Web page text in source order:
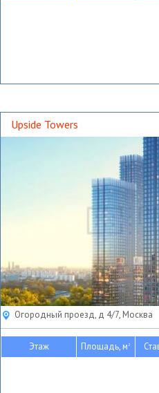
Upside Towers
Огородный проезд, д 4/7, Москва
Этаж Площадь, м2